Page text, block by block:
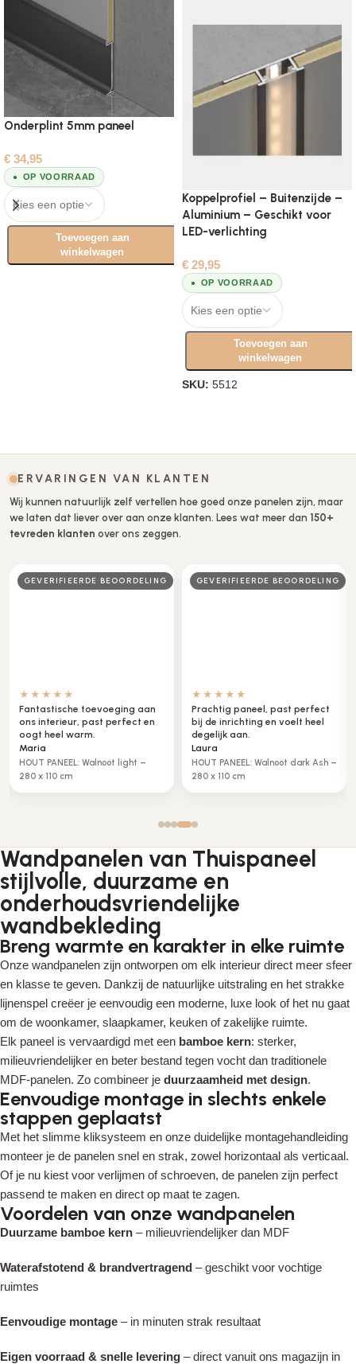
Onderplint 5mm paneel
€ 34,95
OP VOORRAAD
Toevoegen aan
winkelwagen
Koppelprofiel – Buitenzijde –
Aluminium – Geschikt voor
LED-verlichting
€ 29,95
OP VOORRAAD
Toevoegen aan
winkelwagen
SKU: 5512
ERVARINGEN VAN KLANTEN
Wij kunnen natuurlijk zelf vertellen hoe goed onze panelen zijn, maar
we laten dat liever over aan onze klanten. Lees wat meer dan 150+
tevreden klanten over ons zeggen.
GEVERIFIEERDE BEOORDELING
★★★★★
Fantastische toevoeging aan
ons interieur, past perfect en
oogt heel warm.
Maria
HOUT PANEEL: Walnoot light –
280 x 110 cm
GEVERIFIEERDE BEOORDELING
★★★★★
Prachtig paneel, past perfect
bij de inrichting en voelt heel
degelijk aan.
Laura
HOUT PANEEL: Walnoot dark Ash –
280 x 110 cm
Wandpanelen van Thuispaneel
stijlvolle, duurzame en
onderhoudsvriendelijke
wandbekleding
Breng warmte en karakter in elke ruimte
Onze wandpanelen zijn ontworpen om elk interieur direct meer sfeer
en klasse te geven. Dankzij de natuurlijke uitstraling en het strakke
lijnenspel creëer je eenvoudig een moderne, luxe look of het nu gaat
om de woonkamer, slaapkamer, keuken of zakelijke ruimte.
Elk paneel is vervaardigd met een bamboe kern: sterker,
milieuvriendelijker en beter bestand tegen vocht dan traditionele
MDF-panelen. Zo combineer je duurzaamheid met design.
Eenvoudige montage in slechts enkele
stappen geplaatst
Read More
Met het slimme kliksysteem en onze duidelijke montagehandleiding
monteer je de panelen snel en strak, zowel horizontaal als verticaal.
Of je nu kiest voor verlijmen of schroeven, de panelen zijn perfect
passend te maken en direct op maat te zagen.
Voordelen van onze wandpanelen
Duurzame bamboe kern – milieuvriendelijker dan MDF
Waterafstotend & brandvertragend – geschikt voor vochtige
ruimtes
Eenvoudige montage – in minuten strak resultaat
Eigen voorraad & snelle levering – direct vanuit ons magazijn in